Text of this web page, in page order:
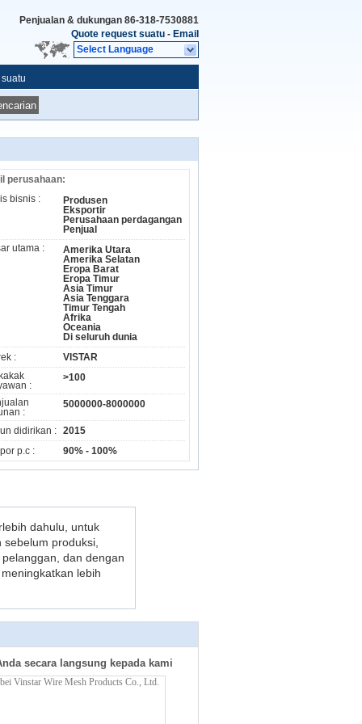
Penjualan & dukungan 86-318-7530881
Quote request suatu - Email
Select Language
perusahaan:
bisnis :
Produsen
Eksportir
Perusahaan perdagangan
Penjual
utama :
Amerika Utara
Amerika Selatan
Eropa Barat
Eropa Timur
Asia Timur
Asia Tenggara
Timur Tengah
Afrika
Oceania
Di seluruh dunia
:
VISTAR
:
>100
:
5000000-8000000
didirikan : 2015
p.c :
90% - 100%
dahulu, untuk
produksi,
dan dengan
lebih
secara langsung kepada kami